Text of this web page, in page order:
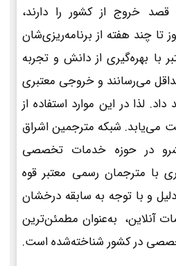
قصد خروج از کشور را دارند،
تا چند هفته از برنامه‌ریزی‌شان
با بهره‌گیری از دانش و تجربه
می‌رسانند و خروجی معتبری
لذا در این موارد استفاده از
می‌یابد. شبکه مترجمین اشراق
در حوزه خدمات تخصصی
با مترجمان رسمی معتبر قوه
و با توجه به سابقه درخشان
آنلاین، به‌عنوان مطمئن‌ترین
در کشور شناخته‌شده است.